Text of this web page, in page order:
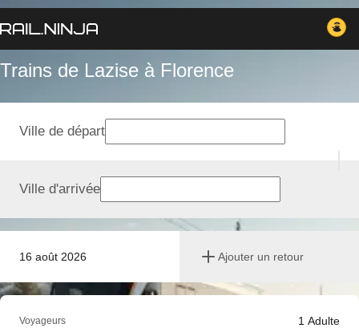
Trains de Lazise à Florence
16 août 2026 Ajouter un retour
Ville de départ
Ville d'arrivée
Voyageurs 1 Adulte